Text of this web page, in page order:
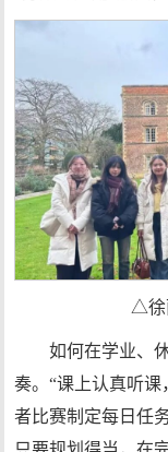
△徐
如何在学业、
奏。“课上认真听
者比赛制定每日任